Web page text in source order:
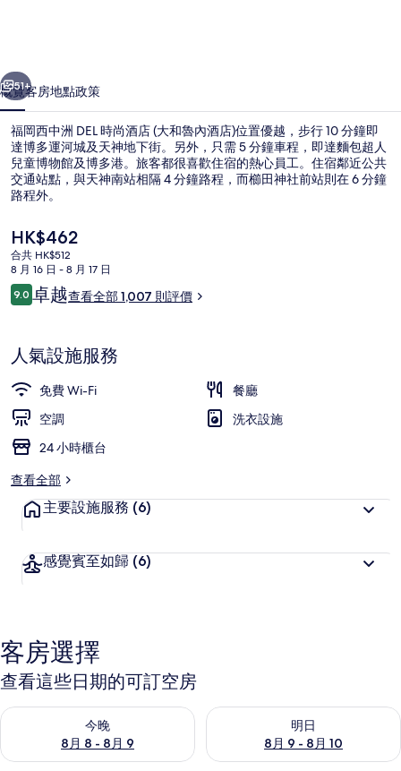
尚
酒
店
(大
和
魯
內
酒
店)
片
集
個 下一個
51+
概覽客房地點政策
福岡西中洲 DEL 時尚酒店 (大和魯內酒店)位置優越，步行 10 分鐘即
達博多運河城及天神地下街。另外，只需 5 分鐘車程，即達麵包超人
兒童博物館及博多港。旅客都很喜歡住宿的熱心員工。住宿鄰近公共
交通站點，與天神南站相隔 4 分鐘路程，而櫛田神社前站則在 6 分鐘
路程外。
現
價
HK$462
HK$462
合共 HK$512
8 月 16 日 - 8 月 17 日
評
價
9.09.0 分，滿分 10 分，
卓越查看全部 1,007 則評價
人氣設施服務
免費 Wi-Fi
餐廳
空調
洗衣設施
24 小時櫃台
查看全部
主要設施服務 (6)
感覺賓至如歸 (6)
客房選擇
查看這些日期的可訂空房
今晚
8月 8 - 8月 9
查看今晚 8月 8 - 8月 9的可訂空房
明日
8月 9 - 8月 10
查看明日 8月 9 - 8月 10的可訂